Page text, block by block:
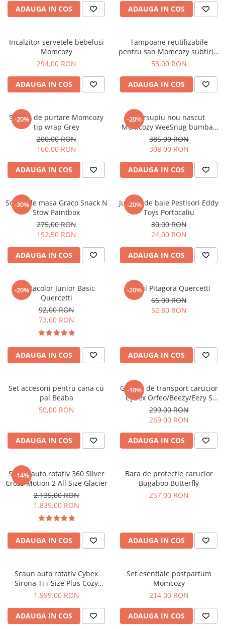
ADAUGA IN COS ADAUGA IN COS
Incalzitor servetele bebelusi
Momcozy
294,00 RON
ADAUGA IN COS
Tampoane reutilizabile
pentru san Momcozy subtiri 6
buc
53,00 RON
ADAUGA IN COS
-20%
Sistem de purtare Momcozy
tip wrap Grey
200,00 RON
160,00 RON
ADAUGA IN COS
-20%
Marsupiu nou nascut
Momcozy WeeSnug bumbac
Black
385,00 RON
308,00 RON
ADAUGA IN COS
-30%
Scaun de masa Graco Snack N
Stow Paintbox
275,00 RON
192,50 RON
ADAUGA IN COS
-20%
Jucarie de baie Pestisori Eddy
Toys Portocaliu
30,00 RON
24,00 RON
ADAUGA IN COS
-20%
Fantacolor Junior Basic
Quercetti
92,00 RON
73,60 RON
ADAUGA IN COS
-20%
Tubul Pitagora Quercetti
66,00 RON
52,80 RON
ADAUGA IN COS
Set accesorii pentru cana cu
pai Beaba
50,00 RON
ADAUGA IN COS
-10%
Geanta de transport carucior
Cybex Orfeo/Beezy/Eezy S
Line
299,00 RON
269,00 RON
ADAUGA IN COS
-14%
Scaun auto rotativ 360 Silver
Cross Motion 2 All Size Glacier
2.135,00 RON
1.839,00 RON
ADAUGA IN COS
Bara de protectie carucior
Bugaboo Butterfly
257,00 RON
ADAUGA IN COS
Scaun auto rotativ Cybex
Sirona Ti i-Size Plus Cozy
Beige
1.999,00 RON
ADAUGA IN COS
Set esentiale postpartum
Momcozy
214,00 RON
ADAUGA IN COS